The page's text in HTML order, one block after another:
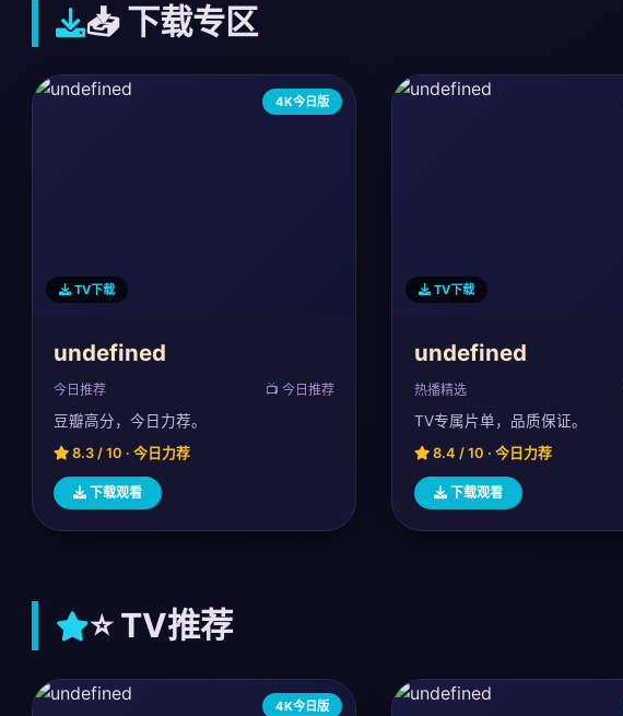
📥 下载专区
4K今日版
TV下载
undefined
今日推荐 📺 今日推荐
豆瓣高分，今日力荐。
8.3 / 10 · 今日力荐
下载观看
TV下载
undefined
热播精选
TV专属片单，品质保证。
8.4 / 10 · 今日力荐
下载观看
⭐ TV推荐
4K今日版